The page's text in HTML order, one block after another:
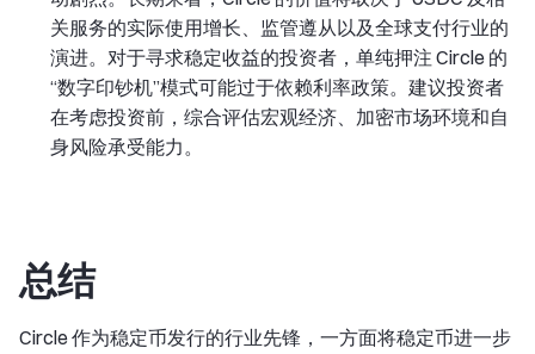
关服务的实际使用增长、监管遵从以及全球支付行业的
演进。对于寻求稳定收益的投资者，单纯押注 Circle 的
“数字印钞机”模式可能过于依赖利率政策。建议投资者
在考虑投资前，综合评估宏观经济、加密市场环境和自
身风险承受能力。
总结
Circle 作为稳定币发行的行业先锋，一方面将稳定币进一步